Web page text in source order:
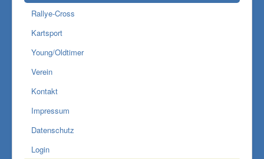
Rallye-Cross
Kartsport
Young/Oldtimer
Verein
Kontakt
Impressum
Datenschutz
Login